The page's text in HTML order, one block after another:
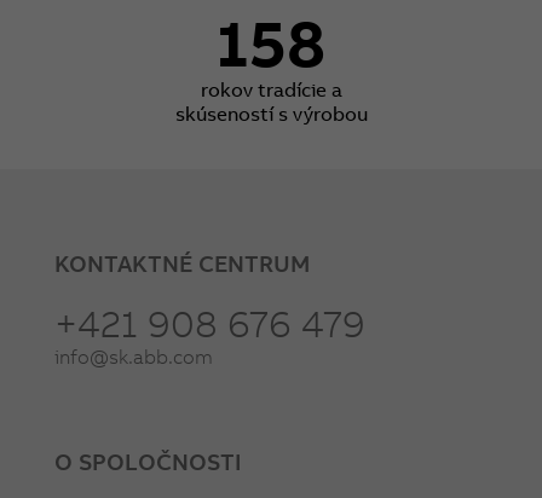
158
rokov tradície a
skúseností s výrobou
KONTAKTNÉ CENTRUM
+421 908 676 479
info@sk.abb.com
O SPOLOČNOSTI